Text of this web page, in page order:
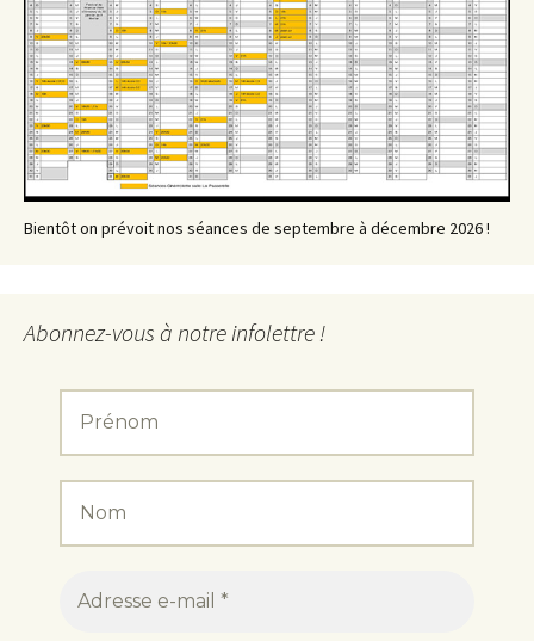
Bientôt on prévoit nos séances de septembre à décembre 2026 !
Abonnez-vous à notre infolettre !